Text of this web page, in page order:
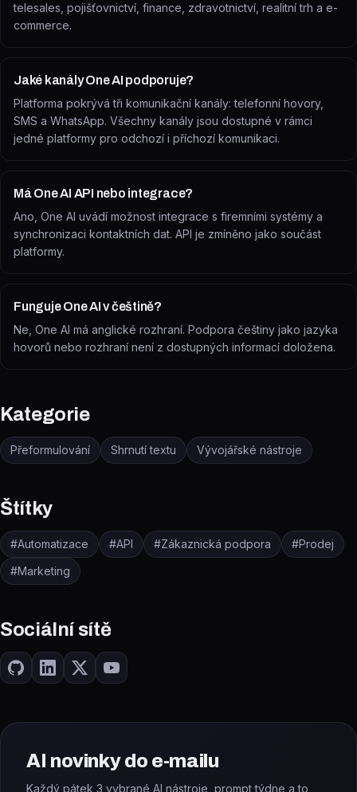
telesales, pojišťovnictví, finance, zdravotnictví, realitní trh a e-
commerce.
Jaké kanály One AI podporuje?
Platforma pokrývá tři komunikační kanály: telefonní hovory,
SMS a WhatsApp. Všechny kanály jsou dostupné v rámci
jedné platformy pro odchozí i příchozí komunikaci.
Má One AI API nebo integrace?
Ano, One AI uvádí možnost integrace s firemními systémy a
synchronizaci kontaktních dat. API je zmíněno jako součást
platformy.
Funguje One AI v češtině?
Ne, One AI má anglické rozhraní. Podpora češtiny jako jazyka
hovorů nebo rozhraní není z dostupných informací doložena.
Kategorie
Přeformulování Shrnutí textu Vývojářské nástroje
Štítky
#Automatizace #API #Zákaznická podpora #Prodej
#Marketing
Sociální sítě
AI novinky do e-mailu
Každý pátek 3 vybrané AI nástroje, prompt týdne a to